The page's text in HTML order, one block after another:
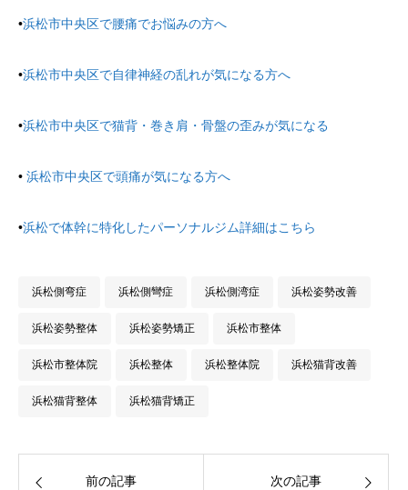
•浜松市中央区で腰痛でお悩みの方へ
•浜松市中央区で自律神経の乱れが気になる方へ
•浜松市中央区で猫背・巻き肩・骨盤の歪みが気になる
• 浜松市中央区で頭痛が気になる方へ
•浜松で体幹に特化したパーソナルジム詳細はこちら
浜松側弯症 浜松側彎症 浜松側湾症 浜松姿勢改善
浜松姿勢整体 浜松姿勢矯正 浜松市整体
浜松市整体院 浜松整体 浜松整体院 浜松猫背改善
浜松猫背整体 浜松猫背矯正
前の記事 次の記事